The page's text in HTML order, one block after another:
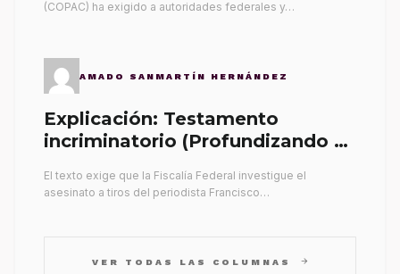
(COPAC) ha exigido a autoridades federales y…
AMADO SANMARTÍN HERNÁNDEZ
Explicación: Testamento
incriminatorio (Profundizando su
El texto exige que la Fiscalía Federal investigue el
asesinato a tiros del periodista Francisco…
VER TODAS LAS COLUMNAS arrow_forward